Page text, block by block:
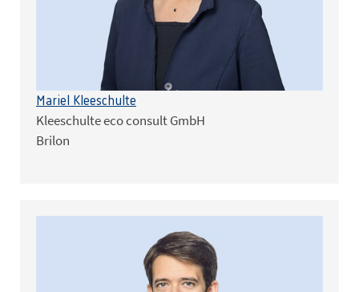
Mariel Kleeschulte
Kleeschulte eco consult GmbH
Brilon